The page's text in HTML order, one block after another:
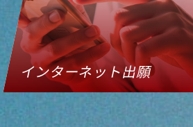
インターネット出願